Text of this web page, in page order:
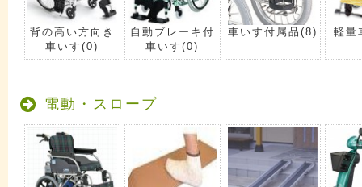
背の高い方向き
車いす(0)
自動ブレーキ付
車いす(0)
車いす付属品 (8) 軽量
電動・スロープ